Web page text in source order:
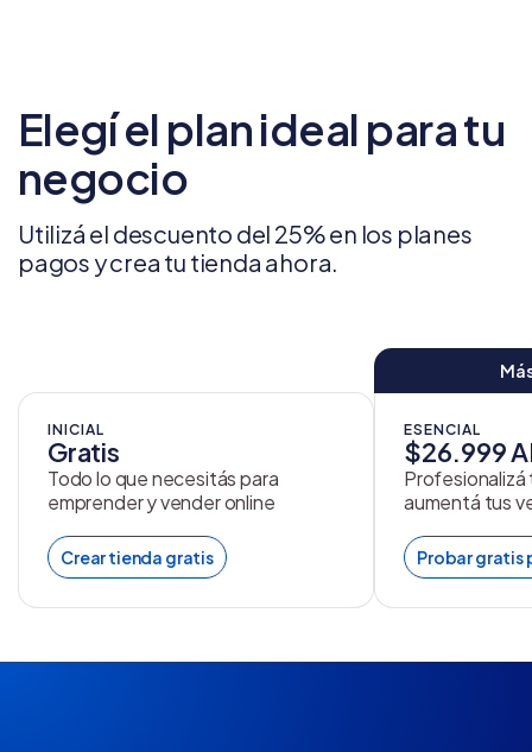
Elegí el plan ideal para tu
negocio
Utilizá el descuento del 25% en los planes
pagos y crea tu tienda ahora.
INICIAL
Gratis
Todo lo que necesitás para
emprender y vender online
Crear tienda gratis
ESENCIAL
$26.999
aumentá tus
Probar gratis